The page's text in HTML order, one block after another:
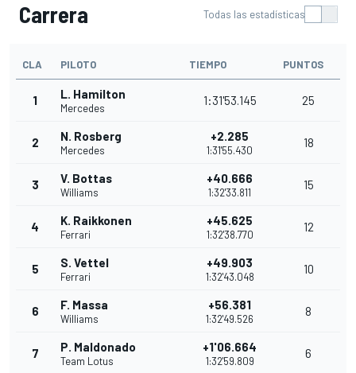
Carrera Todas las estadísticas
CLA PILOTO TIEMPO PUNTOS
1 L. Hamilton
Mercedes
1:31'53.145 25
2 N. Rosberg
Mercedes
+2.285
1:31'55.430
18
3 V. Bottas
Williams
+40.666
1:32'33.811
15
4 K. Raikkonen
Ferrari
+45.625
1:32'38.770
12
5 S. Vettel
Ferrari
+49.903
1:32'43.048
10
6 F. Massa
Williams
+56.381
1:32'49.526
8
7 P. Maldonado
Team Lotus
+1'06.664
1:32'59.809
6